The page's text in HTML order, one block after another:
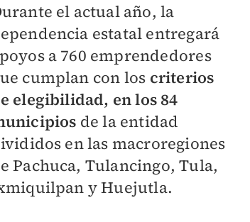
el actual año, la
estatal entregará
a 760 emprendedores
cumplan con los criterios
elegibilidad, en los 84
de la entidad
en las macroregiones
Pachuca, Tulancingo, Tula,
y Huejutla.